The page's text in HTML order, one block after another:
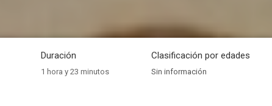
Duración
1 hora y 23 minutos
Clasificación por edades
Sin información